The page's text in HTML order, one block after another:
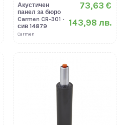
Акустичен
панел за бюро
Carmen CR-301 -
сив 14879
Carmen
73,63 €
143,98 лв.